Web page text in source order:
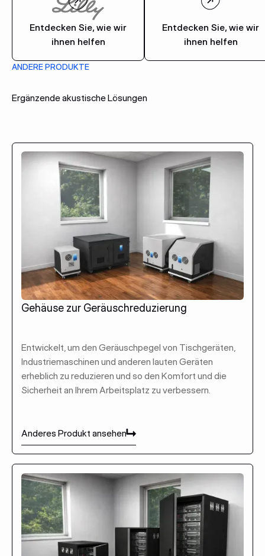
Entdecken Sie, wie wir
ihnen helfen
Entdecken Sie, wie wir
ihnen helfen
ANDERE PRODUKTE
Ergänzende akustische Lösungen
Gehäuse zur Geräuschreduzierung
Entwickelt, um den Geräuschpegel von Tischgeräten,
Industriemaschinen und anderen lauten Geräten
erheblich zu reduzieren und so den Komfort und die
Sicherheit an Ihrem Arbeitsplatz zu verbessern.
Anderes Produkt ansehen
Anderes Produkt ansehen